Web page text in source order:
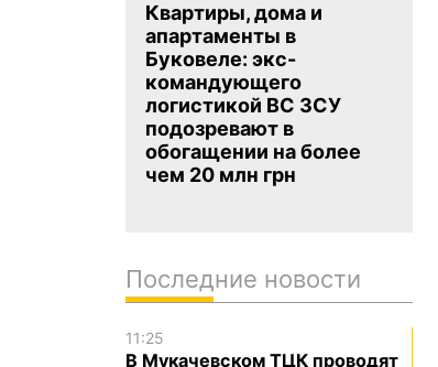
Квартиры, дома и
апартаменты в
Буковеле: экс-
командующего
логистикой ВС ЗСУ
подозревают в
обогащении на более
чем 20 млн грн
Последние новости
11:25
В Мукачевском ТЦК проводят